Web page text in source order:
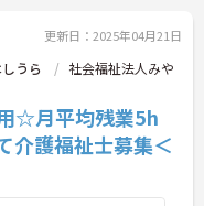
更新日：2025年04月21日
うら
社会福祉法人みや
☆月平均残業5h
介護福祉士募集＜